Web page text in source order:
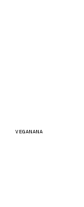
VEGANANA